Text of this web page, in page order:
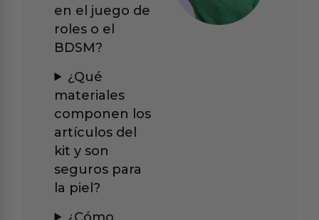
en el juego de
roles o el
BDSM?
¿Qué
materiales
componen los
artículos del
kit y son
seguros para
la piel?